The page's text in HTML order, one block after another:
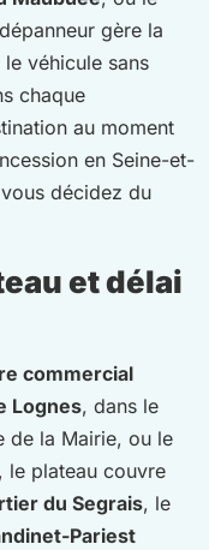
gère la
véhicule sans
chaque
au moment
en Seine-et-
décidez du
et délai
commercial
Lognes, dans le
de la Mairie, ou le
, le plateau couvre
du Segrais, le
Pariest